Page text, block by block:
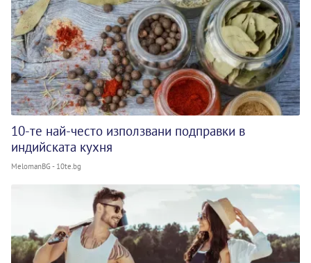
10-те най-често използвани подправки в
индийската кухня
MelomanBG - 10te.bg